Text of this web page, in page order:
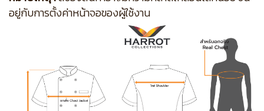
อยู่กับการตั้งค่าหน้าจอของผู้ใช้งาน